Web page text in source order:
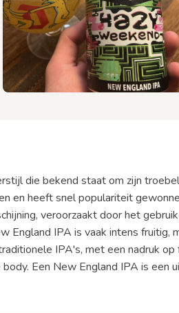
die bekend staat om zijn
en heeft snel populariteit
veroorzaakt door het
England IPA is vaak intens
IPA's, met een nadruk
Een New England IPA is